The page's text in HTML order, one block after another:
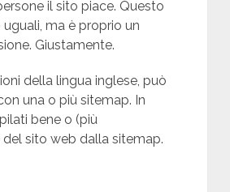
il sito piace. Questo
ma è proprio un
Giustamente.
della lingua inglese, può
una o più sitemap. In
bene o (più
sito web dalla sitemap.